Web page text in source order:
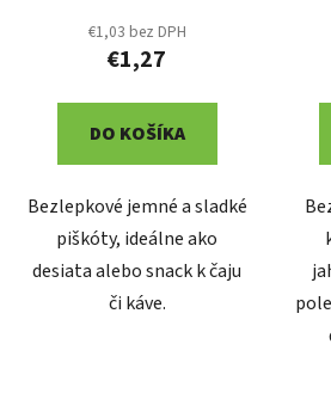
€1,03 bez DPH
€1,27
DO KOŠÍKA
Bezlepkové jemné a sladké
piškóty, ideálne ako
desiata alebo snack k čaju
či káve.